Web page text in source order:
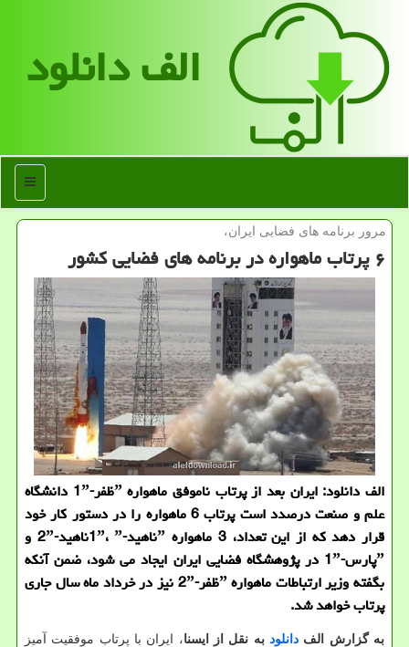
الف دانلود
منو
مرور برنامه های فضایی ایران،
۶ پرتاب ماهواره در برنامه های فضایی كشور
الف دانلود: ایران بعد از پرتاب ناموفق ماهواره ˮظفر-1ˮ دانشگاه
علم و صنعت درصدد است پرتاب 6 ماهواره را در دستور كار خود
قرار دهد كه از این تعداد، 3 ماهواره ˮناهید-1ˮ، ˮناهید-2ˮ و
ˮپارس-1ˮ در پژوهشگاه فضایی ایران ایجاد می شود، ضمن آنكه
بگفته وزیر ارتباطات ماهواره ˮظفر-2ˮ نیز در خرداد ماه سال جاری
پرتاب خواهد شد.
به گزارش الف دانلودبه نقل از ایسنا، ایران با پرتاب موفقیت آمیز